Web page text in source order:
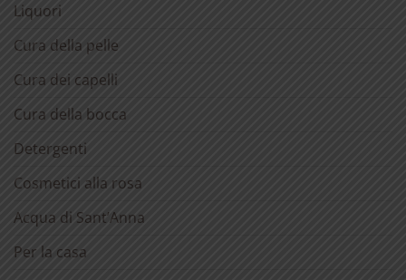
Liquori
Cura della pelle
Cura dei capelli
Cura della bocca
Detergenti
Cosmetici alla rosa
Acqua di Sant’Anna
Per la casa